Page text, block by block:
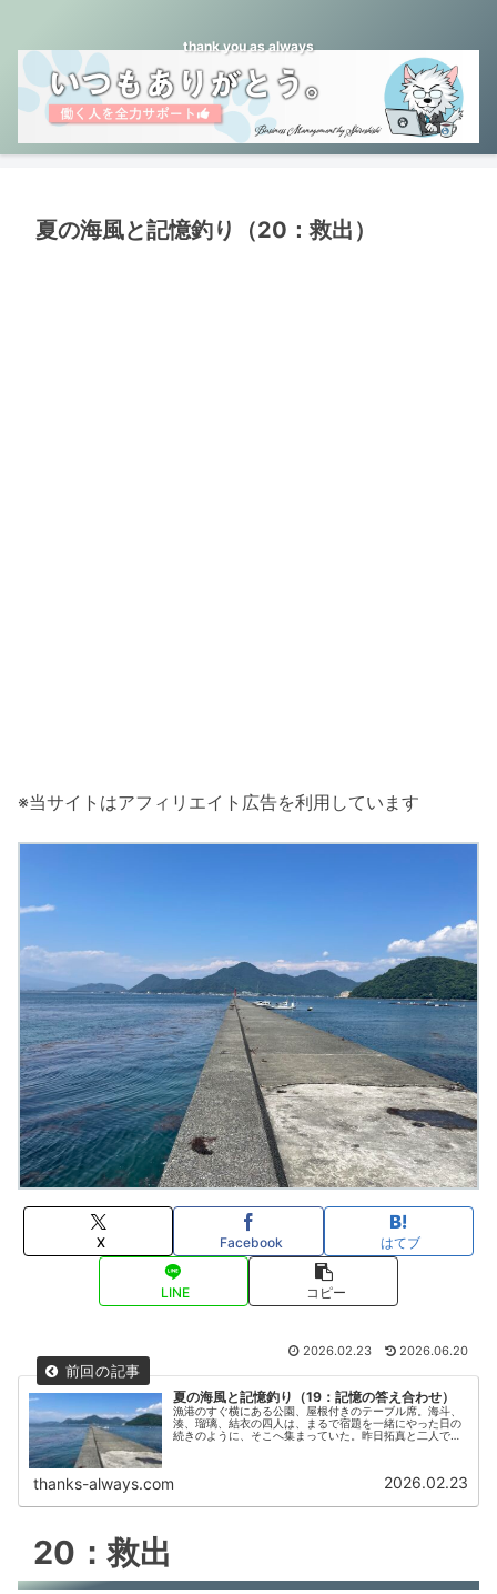
thank you as always
夏の海風と記憶釣り（20：救出）
※当サイトはアフィリエイト広告を利用しています
X Facebook はてブ
LINE コピー
2026.02.23 2026.06.20
夏の海風と記憶釣り（19：記憶の答え合わせ）
漁港のすぐ横にある公園、屋根付きのテーブル席。海斗、
湊、瑠璃、結衣の四人は、まるで宿題を一緒にやった日の
続きのように、そこへ集まっていた。昨日拓真と二人で話
thanks-always.com 2026.02.23
20：救出